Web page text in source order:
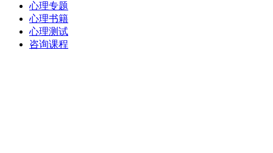
心理专题
心理书籍
心理测试
咨询课程